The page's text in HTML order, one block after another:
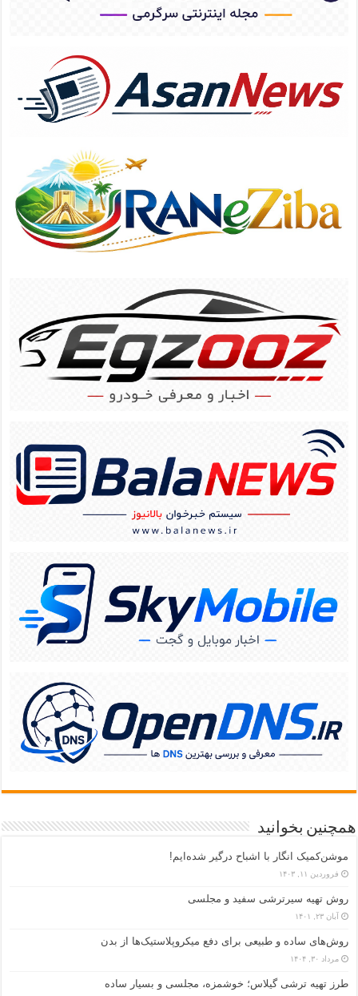
همچنین بخوانید
موشن‌کمیک انگار با اشباح درگیر شده‌ایم!
فروردین ۱۱, ۱۴۰۳
روش تهیه سیرترشی سفید و مجلسی
آبان ۲۳, ۱۴۰۱
روش‌های ساده و طبیعی برای دفع میکروپلاستیک‌ها از بدن
مرداد ۳۰, ۱۴۰۴
طرز تهیه ترشی گیلاس؛ خوشمزه، مجلسی و بسیار ساده